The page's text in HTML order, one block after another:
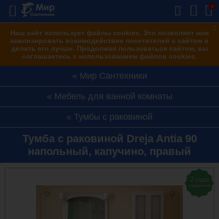
Наш сайт использует файлы cookies. Это позволяет нам
анализировать взаимодействие посетителей с сайтом и
делать его лучше. Продолжая пользоваться сайтом, вы
соглашаетесь с использованием файлов cookies.
0
Мир Сантехники
Мебель для ванной комнаты
Тумбы с раковиной
Тумба с раковиной Dreja Antia 90
напольный, капучино, правый
2 года
гарантия